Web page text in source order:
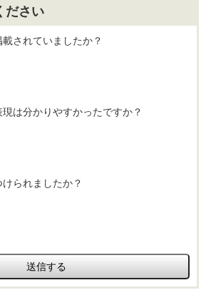
ださい
されていましたか？
は分かりやすかったですか？
られましたか？